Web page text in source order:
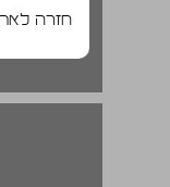
חזרה